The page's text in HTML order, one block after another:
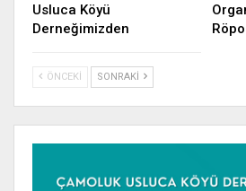
Usluca Köyü
Derneğimizden
ÖNCEKI SONRAKI